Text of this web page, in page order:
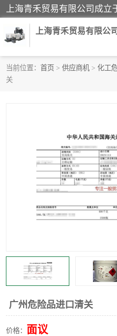
上海青禾贸易有限公司
当前位置： 首页 > 供应商机 > 化工
关
广州危险品进口清关
价格： 面议
家用电器报关
国际灯具清关